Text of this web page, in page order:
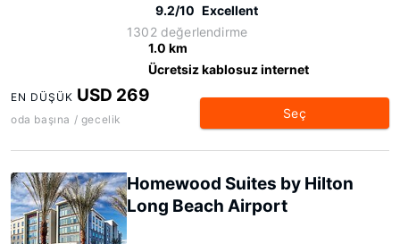
9.2/10 Excellent
1302 değerlendirme
1.0 km
Ücretsiz kablosuz internet
EN DÜŞÜK USD 269
oda başına / gecelik Seç
Homewood Suites by Hilton
Long Beach Airport